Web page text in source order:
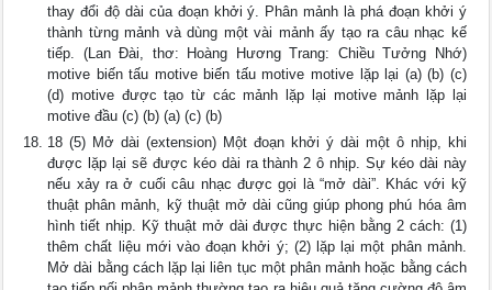
thay đổi độ dài của đoạn khởi ý. Phân mảnh là phá đoạn khởi ý
thành từng mảnh và dùng một vài mảnh ấy tạo ra câu nhạc kế
tiếp. (Lan Đài, thơ: Hoàng Hương Trang: Chiều Tưởng Nhớ)
motive biến tấu motive biến tấu motive motive lặp lại (a) (b) (c)
(d) motive được tạo từ các mảnh lặp lại motive mảnh lặp lại
motive đầu (c) (b) (a) (c) (b)
18 (5) Mở dài (extension) Một đoạn khởi ý dài một ô nhịp, khi
được lặp lại sẽ được kéo dài ra thành 2 ô nhịp. Sự kéo dài này
nếu xảy ra ở cuối câu nhạc được gọi là “mở dài”. Khác với kỹ
thuật phân mảnh, kỹ thuật mở dài cũng giúp phong phú hóa âm
hình tiết nhịp. Kỹ thuật mở dài được thực hiện bằng 2 cách: (1)
thêm chất liệu mới vào đoạn khởi ý; (2) lặp lại một phân mảnh.
Mở dài bằng cách lặp lại liên tục một phân mảnh hoặc bằng cách